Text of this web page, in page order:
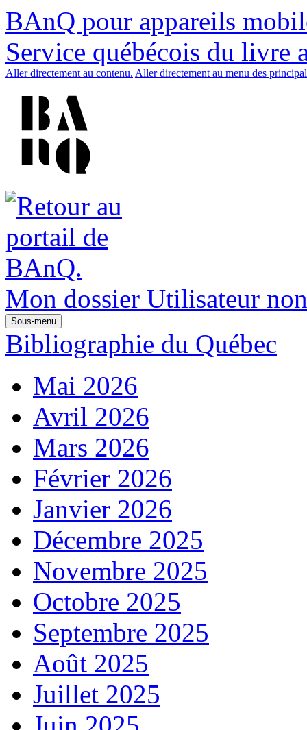
BAnQ pour appareils
Service québécois du livre
Aller directement au contenu. Aller directement au menu des
Mon dossier Utilisateur
Sous-menu
Bibliographie du Québec
Mai 2026
Avril 2026
Mars 2026
Février 2026
Janvier 2026
Décembre 2025
Novembre 2025
Octobre 2025
Septembre 2025
Août 2025
Juillet 2025